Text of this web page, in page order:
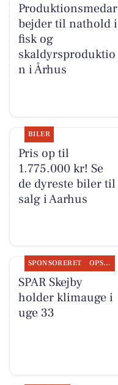
Produktionsmedar
bejder til nathold i
fisk og
skaldyrsproduktio
n i Århus
BILER
Pris op til
1.775.000 kr! Se
de dyreste biler til
salg i Aarhus
SPONSORERET OPSLAGSTAVLEN
SPAR Skejby
holder klimauge i
uge 33